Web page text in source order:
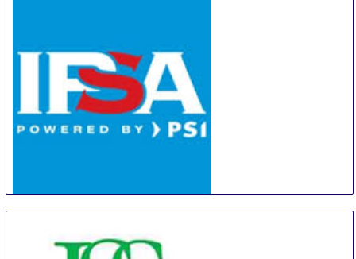
Russian Federation